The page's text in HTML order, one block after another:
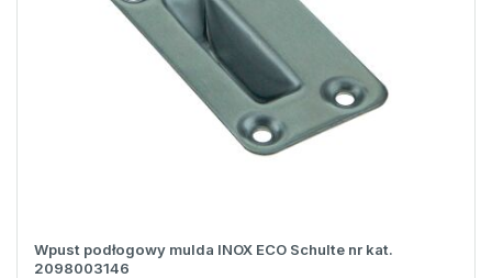
Wpust podłogowy mulda INOX ECO Schulte nr kat.
2098003146